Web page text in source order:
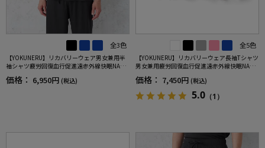
全3色
【YOKUNERU】リカバリーウェア男女兼用半
袖シャツ疲労回復血行促進遠赤外線快眠NANO
MIX(R)【一般医療機器】SS～LLサイズ
価格： 6,950円 (税込)
全5色
【YOKUNERU】リカバリーウェア長袖Tシャツ
男女兼用疲労回復血行促進遠赤外線快眠NANO
MIX(R)【一般医療機器】SS～LLサイズ
価格： 7,450円 (税込)
5.0 （1）